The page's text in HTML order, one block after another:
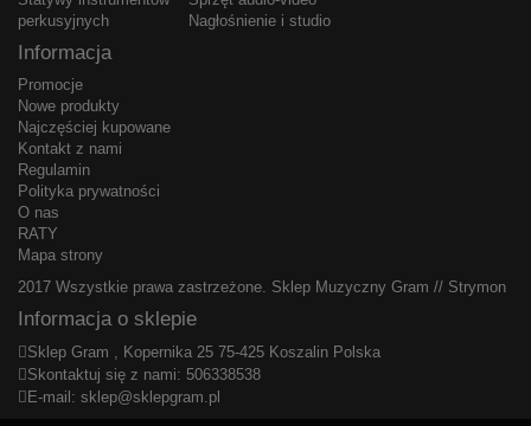
perkusyjnych
Nagłośnienie i studio
Informacja
Promocje
Nowe produkty
Najczęściej kupowane
Kontakt z nami
Regulamin
Polityka prywatności
O nas
RATY
Mapa strony
2017 Wszystkie prawa zastrzeżone. Sklep Muzyczny Gram // Strymon
Informacja o sklepie
Sklep Gram , Kopernika 25 75-425 Koszalin Polska
Skontaktuj się z nami: 506338538
E-mail: sklep@sklepgram.pl